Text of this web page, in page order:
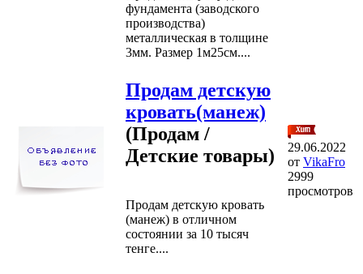
фундамента (заводского
производства)
металлическая в толщине
3мм. Размер 1м25см....
Продам детскую
кровать(манеж)
(Продам /
Детские товары)
Продам детскую кровать
(манеж) в отличном
состоянии за 10 тысяч
тенге....
29.06.2022
от VikaFro
2999
просмотров